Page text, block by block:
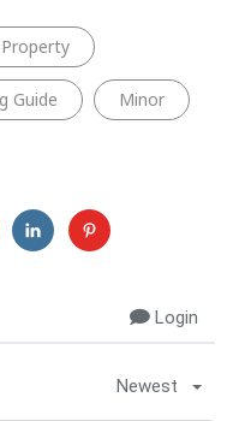
Property
Guide Minor
Login
Newest